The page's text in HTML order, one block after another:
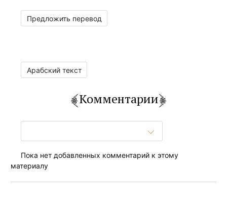
Предложить перевод
Арабский текст
Комментарии
Пока нет добавленных комментарий к этому
материалу